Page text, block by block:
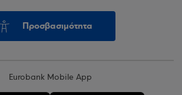
Προσβασιμότητα
Eurobank Mobile App